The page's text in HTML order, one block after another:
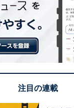
by B'z
ット「B’z」のボー
注目の連載